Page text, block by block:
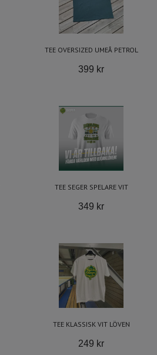
TEE OVERSIZED UMEÅ PETROL
399 kr
TEE SEGER SPELARE VIT
349 kr
TEE KLASSISK VIT LÖVEN
249 kr